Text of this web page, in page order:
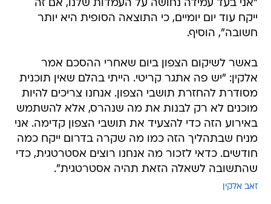
"אני בעד עמידה נחושה על העמדות שלנו, אם זה
ייקח עוד יום יומיים, כי התוצאה הסופית היא יותר
חשובה", הוסיף.
באשר לשיקום הצפון ביום שאחרי ההסכם אמר
אלקין: "יש פה אתגר קריטי. הייתי בהלם שאין תוכנית
מסודרת להחזרת תושבי הצפון. אנחנו צריכים להיות
מוכנים לא רק לבנות את מה שנהרס, אלא להשתמש
באירוע הזה כדי להצעיד את תושבי הצפון קדימה. אני
מניח שבתהליך הזה כמו מה שקרה בדרום ייקח כמה
חודשים. כדאי לזכור מה אנחנו רוצים אסטרטגית, כדי
שהתשובה לשאלה הזאת תהיה אסטרטגית".
זאב אלקין